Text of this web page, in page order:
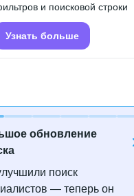
обновление
поиск
— теперь он
и поисковой строки
Узнать больше
не найдены